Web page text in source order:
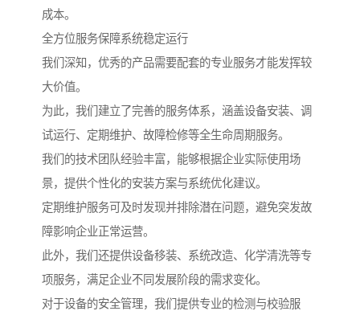
成本。
全方位服务保障系统稳定运行
我们深知，优秀的产品需要配套的专业服务才能发挥较
大价值。
为此，我们建立了完善的服务体系，涵盖设备安装、调
试运行、定期维护、故障检修等全生命周期服务。
我们的技术团队经验丰富，能够根据企业实际使用场
景，提供个性化的安装方案与系统优化建议。
定期维护服务可及时发现并排除潜在问题，避免突发故
障影响企业正常运营。
此外，我们还提供设备移装、系统改造、化学清洗等专
项服务，满足企业不同发展阶段的需求变化。
对于设备的安全管理，我们提供专业的检测与校验服